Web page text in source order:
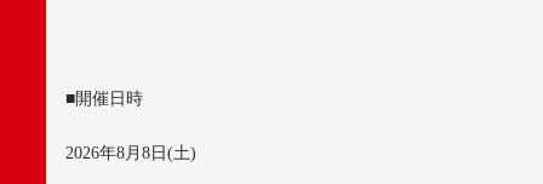
■開催日時
2026年8 月 8日(土)